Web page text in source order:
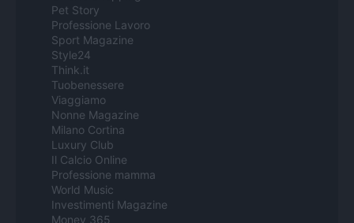
Pet Story
Professione Lavoro
Sport Magazine
Style24
Think.it
Tuobenessere
Viaggiamo
Nonne Magazine
Milano Cortina
Luxury Club
Il Calcio Online
Professione mamma
World Music
Investimenti Magazine
Money 365